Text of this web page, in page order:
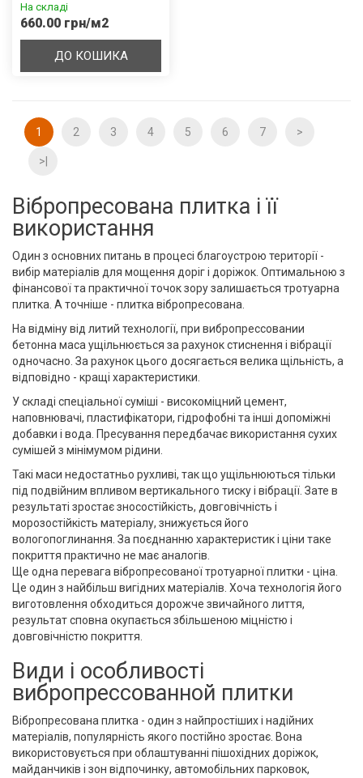
Вібропресована плитка і її
використання
Один з основних питань в процесі благоустрою території -
вибір матеріалів для мощення доріг і доріжок. Оптимальною з
фінансової та практичної точок зору залишається тротуарна
плитка. А точніше - плитка вібропресована.
На відміну від литий технології, при вибропрессовании
бетонна маса ущільнюється за рахунок стиснення і вібрації
одночасно. За рахунок цього досягається велика щільність, а
відповідно - кращі характеристики.
У складі спеціальної суміші - високоміцний цемент,
наповнювачі, пластифікатори, гідрофобні та інші допоміжні
добавки і вода. Пресування передбачає використання сухих
сумішей з мінімумом рідини.
Такі маси недостатньо рухливі, так що ущільнюються тільки
під подвійним впливом вертикального тиску і вібрації. Зате в
результаті зростає зносостійкість, довговічність і
морозостійкість матеріалу, знижується його
вологопоглинання. За поєднанню характеристик і ціни таке
покриття практично не має аналогів.
Ще одна перевага вібропресованої тротуарної плитки - ціна.
Це один з найбільш вигідних матеріалів. Хоча технологія його
виготовлення обходиться дорожче звичайного лиття,
результат сповна окупається збільшеною міцністю і
довговічністю покриття.
Види і особливості
вибропрессованной плитки
Вібропресована плитка - один з найпростіших і надійних
матеріалів, популярність якого постійно зростає. Вона
використовується при облаштуванні пішохідних доріжок,
майданчиків і зон відпочинку, автомобільних парковок,
На складі
660.00 грн/м2
ДО КОШИКА
1 2 3 4 5 6 7 >
>|